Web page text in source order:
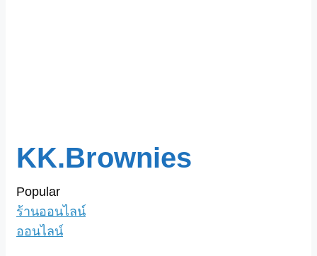
KK.Brownies
Popular
ร้านออนไลน์
ออนไลน์